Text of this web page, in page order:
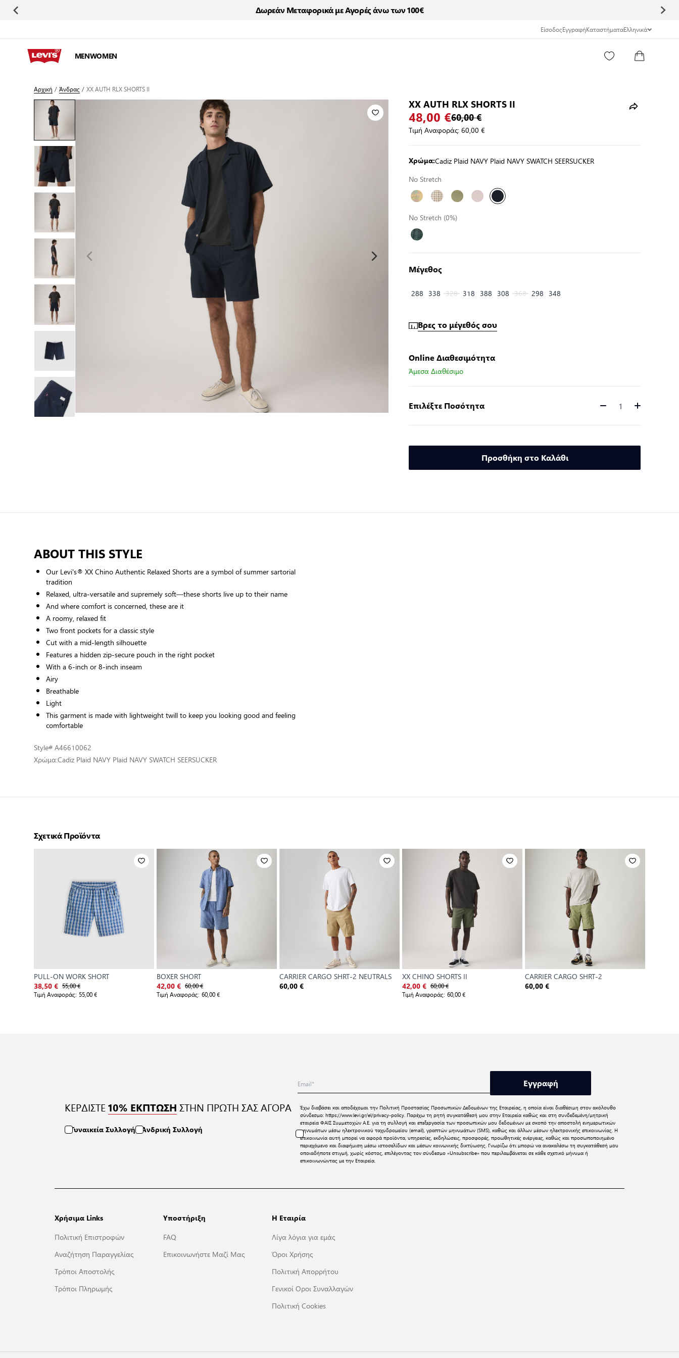
Δωρεάν Μεταφορικά με Αγορές άνω των 100€
ΕίσοδοςΕγγραφήΚαταστήματαΕλληνικά
MENWOMEN
Αρχική /Άνδρας /XX AUTH RLX SHORTS II
XX AUTH RLX SHORTS II
48,00 €60,00 €
Τιμή Αναφοράς:60,00 €
Χρώμα:Cadiz Plaid NAVY Plaid NAVY SWATCH SEERSUCKER
No Stretch
No Stretch (0%)
Μέγεθος
288 338 328 318 388 308 368 298 348
Βρες το μέγεθός σου
Online Διαθεσιμότητα
Άμεσα Διαθέσιμο
Επιλέξτε Ποσότητα Ποσότητα
Προσθήκη στο Καλάθι
ABOUT THIS STYLE
Our Levi's® XX Chino Authentic Relaxed Shorts are a symbol of summer sartorial
tradition
Relaxed, ultra-versatile and supremely soft—these shorts live up to their name
And where comfort is concerned, these are it
A roomy, relaxed fit
Two front pockets for a classic style
Cut with a mid-length silhouette
Features a hidden zip-secure pouch in the right pocket
With a 6-inch or 8-inch inseam
Airy
Breathable
Light
This garment is made with lightweight twill to keep you looking good and feeling
comfortable
Style# A46610062
Χρώμα:Cadiz Plaid NAVY Plaid NAVY SWATCH SEERSUCKER
Σχετικά Προϊόντα
PULL-ON WORK SHORT
38,50 € 55,00 €
Τιμή Αναφοράς: 55,00 €
BOXER SHORT
42,00 € 60,00 €
Τιμή Αναφοράς: 60,00 €
CARRIER CARGO SHRT-2 NEUTRALS
60,00 €
XX CHINO SHORTS II
42,00 € 60,00 €
Τιμή Αναφοράς: 60,00 €
CARRIER CARGO SHRT-2
60,00 €
ΚΕΡΔΙΣΤΕ 10% ΕΚΠΤΩΣΗ ΣΤΗΝ ΠΡΩΤΗ ΣΑΣ ΑΓΟΡΑ
Γυναικεία Συλλογή Ανδρική Συλλογή
Εγγραφή
Έχω διαβάσει και αποδέχομαι την Πολιτική Προστασίας Προσωπικών Δεδομένωντης Εταιρείας, η οποία είναι διαθέσιμη στον ακόλουθο
σύνδεσμο:https://www.levi.gr/el/privacy-policy. Παρέχω τη ρητή συγκατάθεσή μου στην Εταιρεία καθώς και στη συνδεδεμένη/μητρική
εταιρεία ΦΑΙΣ Συμμετοχών Α.Ε. για τη συλλογή και επεξεργασία των προσωπικών μου δεδομένων με σκοπό την αποστολή ενημερωτικών
μηνυμάτων μέσω ηλεκτρονικού ταχυδρομείου (email), γραπτών μηνυμάτων (SMS), καθώς και άλλων μέσων ηλεκτρονικής επικοινωνίας. Η
επικοινωνία αυτή μπορεί να αφορά προϊόντα, υπηρεσίες, εκδηλώσεις, προσφορές, προωθητικές ενέργειες, καθώς και προσωποποιημένο
περιεχόμενο και διαφήμιση μέσω ιστοσελίδων και μέσων κοινωνικής δικτύωσης. Γνωρίζω ότι μπορώ να ανακαλέσω τη συγκατάθεσή μου
οποιαδήποτε στιγμή, χωρίς κόστος, επιλέγοντας τον σύνδεσμο «Unsubscribe» που περιλαμβάνεται σε κάθε σχετικό μήνυμα ή
επικοινωνώντας με την Εταιρεία.
Χρήσιμα Links
Πολιτική Επιστροφών
Αναζήτηση Παραγγελίας
Τρόποι Αποστολής
Τρόποι Πληρωμής
Υποστήριξη
FAQ
Επικοινωνήστε Μαζί Μας
Η Εταιρία
Λίγα λόγια για εμάς
Όροι Χρήσης
Πολιτική Απορρήτου
Γενικοί Οροι Συναλλαγών
Πολιτική Cookies